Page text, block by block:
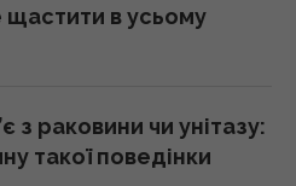
на автомобілі:
щастити в усьому
з раковини чи унітазу:
такої поведінки